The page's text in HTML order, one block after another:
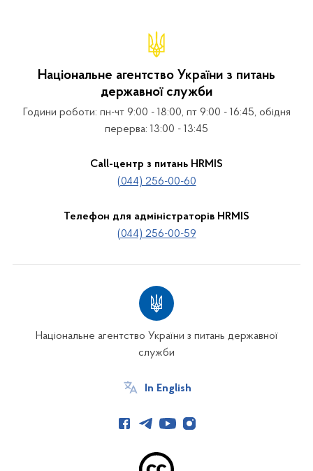
Національне агентство України з питань
державної служби
Години роботи: пн-чт 9:00 - 18:00, пт 9:00 - 16:45, обідня
перерва: 13:00 - 13:45
Call-центр з питань HRMIS
(044) 256-00-60
Телефон для адміністраторів HRMIS
(044) 256-00-59
Національне агентство України з питань державної
служби
In English